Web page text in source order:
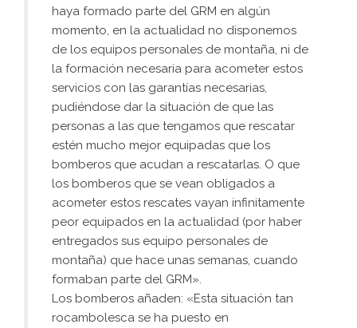
haya formado parte del GRM en algún
momento, en la actualidad no disponemos
de los equipos personales de montaña, ni de
la formación necesaria para acometer estos
servicios con las garantías necesarias,
pudiéndose dar la situación de que las
personas a las que tengamos que rescatar
estén mucho mejor equipadas que los
bomberos que acudan a rescatarlas. O que
los bomberos que se vean obligados a
acometer estos rescates vayan infinitamente
peor equipados en la actualidad (por haber
entregados sus equipo personales de
montaña) que hace unas semanas, cuando
formaban parte del GRM».
Los bomberos añaden: «Esta situación tan
rocambolesca se ha puesto en